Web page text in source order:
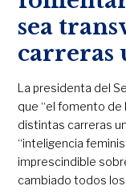
sea
carreras
La presidenta del
que “el fomento de
distintas carreras
“inteligencia
imprescindible
cambiado todos los